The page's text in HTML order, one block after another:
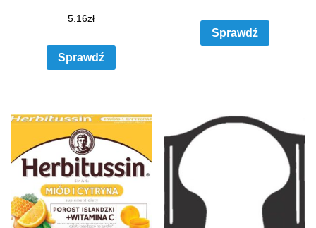
5.16zł
Sprawdź
Sprawdź